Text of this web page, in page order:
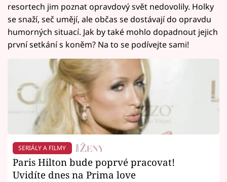
resortech jim poznat opravdový svět nedovolily. Holky
se snaží, seč umějí, ale občas se dostávají do opravdu
humorných situací. Jak by také mohlo dopadnout jejich
první setkání s koněm? Na to se podívejte sami!
SERIÁLY A FILMY
Paris Hilton bude poprvé pracovat!
Uvidíte dnes na Prima love